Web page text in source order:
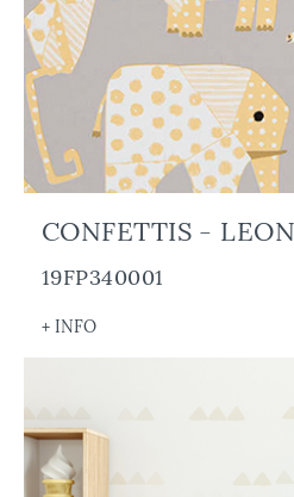
CONFETTIS -
19FP340001
+ INFO